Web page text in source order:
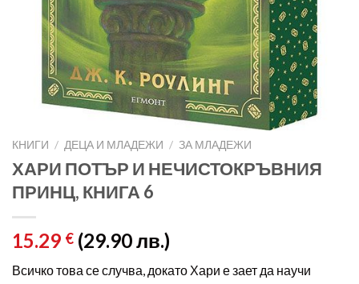
КНИГИ / ДЕЦА И МЛАДЕЖИ / ЗА МЛАДЕЖИ
ХАРИ ПОТЪР И НЕЧИСТОКРЪВНИЯ
ПРИНЦ, КНИГА 6
15.29 € (29.90 лв.)
Всичко това се случва, докато Хари е зает да научи